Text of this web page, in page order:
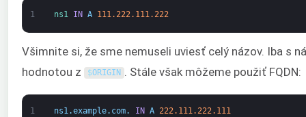
1 ns1 IN A 111.222.111.222
Všimnite si, že sme nemuseli uviesť celý názov. Iba s
hodnotou z
$ORIGIN . Stále však môžeme použiť FQDN:
1 ns1.example. com. IN A 222.111.222.111